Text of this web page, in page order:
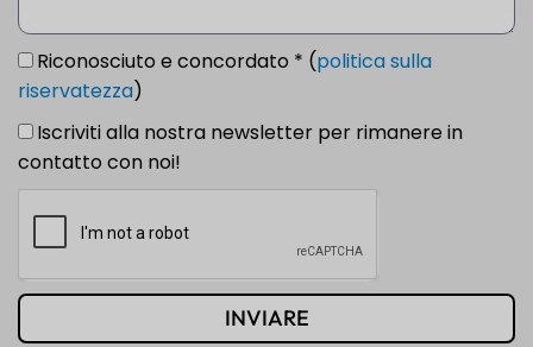
Riconosciuto e concordato * (politica sulla
riservatezza)
Iscriviti alla nostra newsletter per rimanere in
contatto con noi!
INVIARE